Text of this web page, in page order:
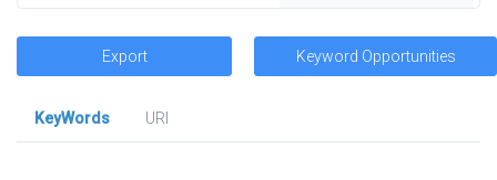
Export Keyword Opportunities
KeyWords
URl